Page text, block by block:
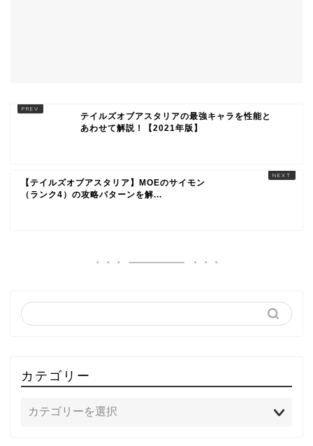
テイルズオブアスタリアの最強キャラを性能と
あわせて解説！【2021年版】
【テイルズオブアスタリア】MOEのサイモン
（ランク4）の攻略パターンを解...
カテゴリー